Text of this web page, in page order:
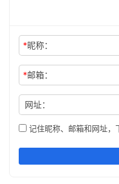
*昵称：
*邮箱：
网址：
记住昵称、邮箱和网址，